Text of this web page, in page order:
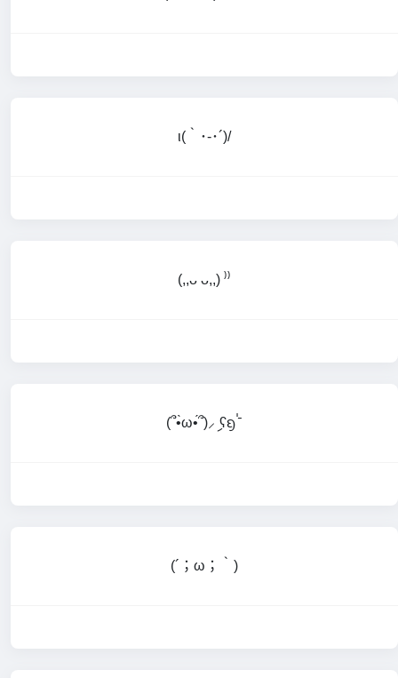
ι(｀･-･´)/
(,,ᴗ ᴗ,,) ⁾⁾
(՞•̀ω•́՞)⸝ި ʕᦏ⌎
(⁠´⁠；⁠ω⁠；⁠｀⁠)